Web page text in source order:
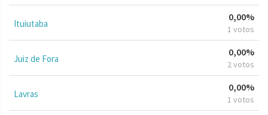
Ituiutaba
0,00%
1 votos
Juiz de Fora
0,00%
2 votos
Lavras
0,00%
1 votos